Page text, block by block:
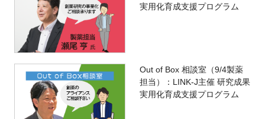
実用化育成支援プログラム
Out of Box 相談室（9/4製薬
担当）：LINK-J主催 研究成果
実用化育成支援プログラム